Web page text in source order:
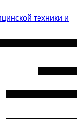
техники и